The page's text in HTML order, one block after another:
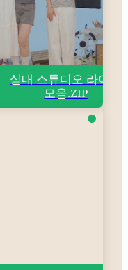
실내 스튜디오 라이브
모음.ZIP